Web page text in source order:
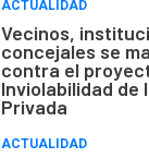
ACTUALIDAD
Vecinos,
concejales se
contra el
Inviolabilidad de
Privada
ACTUALIDAD